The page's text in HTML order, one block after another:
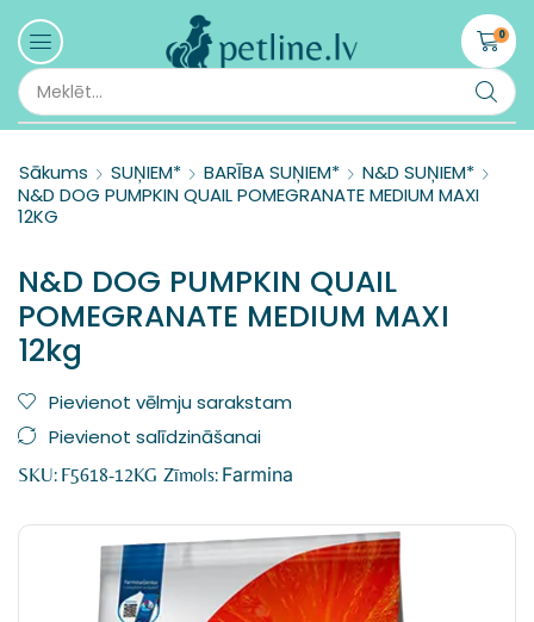
0
Sākums SUŅIEM* BARĪBA SUŅIEM*
N&D SUŅIEM*
N&D DOG PUMPKIN QUAIL POMEGRANATE MEDIUM MAXI
12KG
N&D DOG PUMPKIN QUAIL
POMEGRANATE MEDIUM MAXI
12kg
Pievienot vēlmju sarakstam
Pievienot salīdzināšanai
SKU: F5618-12KG Zīmols: Farmina